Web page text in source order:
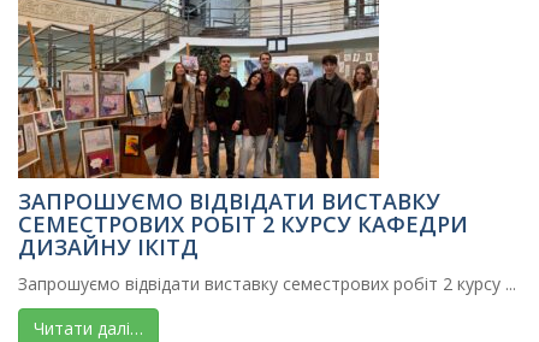
ЗАПРОШУЄМО ВІДВІДАТИ ВИСТАВКУ
СЕМЕСТРОВИХ РОБІТ 2 КУРСУ КАФЕДРИ
ДИЗАЙНУ ІКІТД
Запрошуємо відвідати виставку семестрових робіт 2 курсу ...
Читати далі…